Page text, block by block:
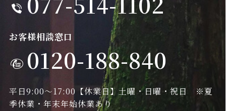
お客様相談窓口
0120-188-840
平日9:00～17:00 【休業日】土曜・日曜・祝日 ※夏
季休業・年末年始休業あり